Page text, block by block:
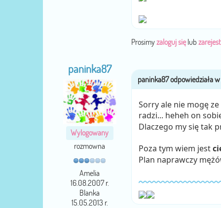
Prosimyzaloguj sięlub
paninka87
Wylogowany
rozmowna
Amelia
16.08.2007 r.
Blanka
15.05.2013 r.
Sorry ale nie mogę
radzi... heheh on
Dlaczego my się tak
Poza tym wiem jest
Plan naprawczy